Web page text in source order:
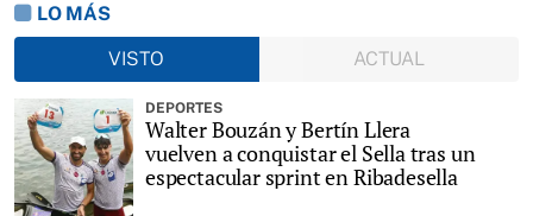
LO MÁS
VISTO
ACTUAL
DEPORTES
Walter Bouzán y Bertín Llera
vuelven a conquistar el Sella tras un
espectacular sprint en Ribadesella